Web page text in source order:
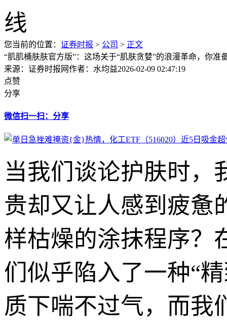
您当前的位置： 证券时报 > 公司 > 正文
“肌肌桶肤肤官方版”：这场关于“肌肤贪婪”的浪漫革命，你准
来源：证券时报网作者：水均益2026-02-09 02:47:19
点赞
分享
微信扫一扫：分享
当我们谈论护肤时，
贵却又让人感到疲惫
样枯燥的涂抹程序？
们似乎陷入了一种“
质下喘不过气，而我